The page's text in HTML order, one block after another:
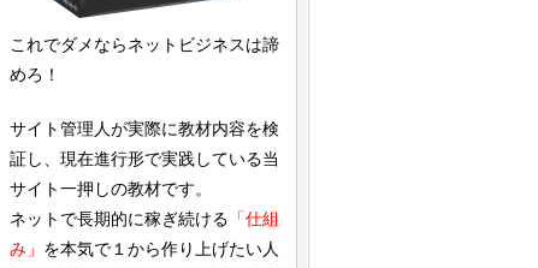
これでダメならネットビジネスは諦
めろ！
サイト管理人が実際に教材内容を検
証し、現在進行形で実践している当
サイト一押しの教材です。
ネットで長期的に稼ぎ続ける 「仕組
み」 を本気で１から作り上げたい人